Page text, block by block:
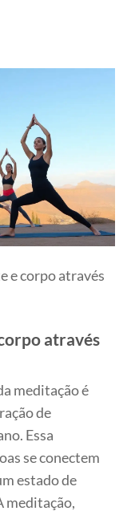
e corpo através
através
meditação é
de
Essa
se conectem
estado de
meditação,